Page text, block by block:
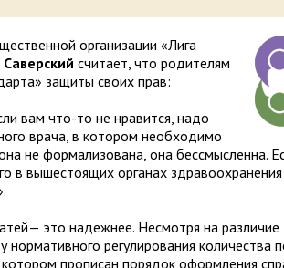
организации «Лига
считает, что родителям
защиты своих прав:
вам что-то не нравится, надо
врача, в котором необходимо
не формализована, она бессмысленна.
в вышестоящих органах
это надежнее. Несмотря на различие
регулирования количества
прописан порядок оформления